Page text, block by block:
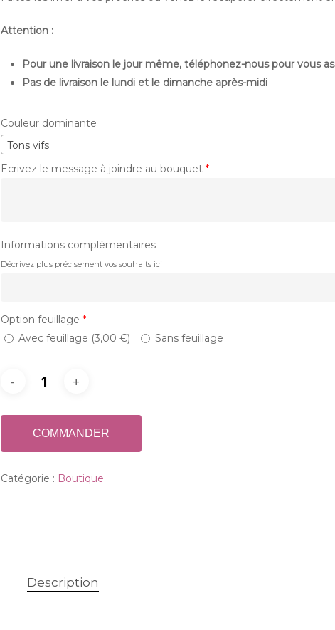
Attention :
Pour une livraison le jour même, téléphonez-nous pour vous
Pas de livraison le lundi et le dimanche après-midi
Couleur dominante
Tons vifs
Ecrivez le message à joindre au bouquet *
Informations complémentaires
Décrivez plus précisement vos souhaits ici
Option feuillage *
Avec feuillage (3,00 €) Sans feuillage
COMMANDER
Catégorie : Boutique
Description